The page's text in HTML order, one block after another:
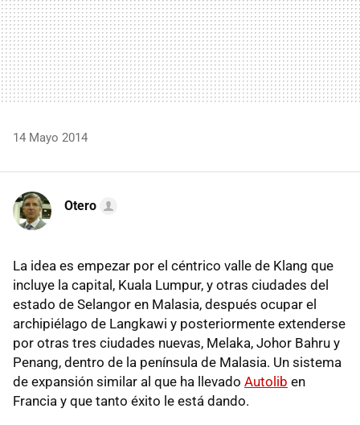
14 Mayo 2014
Otero
La idea es empezar por el céntrico valle de Klang que
incluye la capital, Kuala Lumpur, y otras ciudades del
estado de Selangor en Malasia, después ocupar el
archipiélago de Langkawi y posteriormente extenderse
por otras tres ciudades nuevas, Melaka, Johor Bahru y
Penang, dentro de la península de Malasia. Un sistema
de expansión similar al que ha llevado Autolib en
Francia y que tanto éxito le está dando.